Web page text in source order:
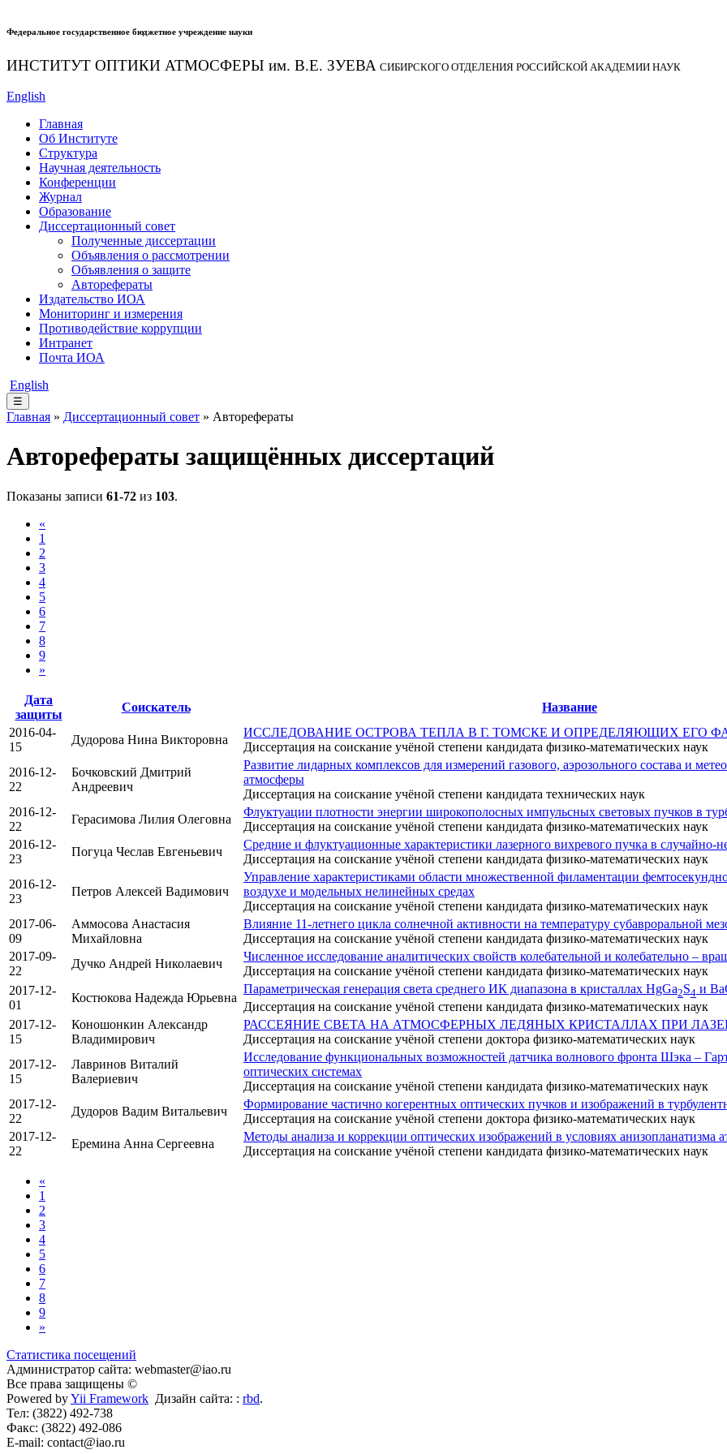
Федеральное государственное бюджетное учреждение науки
ИНСТИТУТ ОПТИКИ АТМОСФЕРЫ им. В.Е. ЗУЕВА СИБИРСКОГО ОТДЕЛЕНИЯ РОССИЙСКОЙ АКАДЕМИИ НАУК
English
Главная
Об Институте
Структура
Научная деятельность
Конференции
Журнал
Образование
Диссертационный совет
Полученные диссертации
Объявления о рассмотрении
Объявления о защите
Авторефераты
Издательство ИОА
Мониторинг и измерения
Противодействие коррупции
Интранет
Почта ИОА
English
☰
Главная » Диссертационный совет » Авторефераты
Авторефераты защищённых диссертаций
Показаны записи 61-72 из 103.
«
1
2
3
4
5
6
7
8
9
»
Дата
защиты
Соискатель Название
2016-04-
15
Дудорова Нина Викторовна
ИССЛЕДОВАНИЕ ОСТРОВА ТЕПЛА В Г. ТОМСКЕ И ОПРЕДЕЛЯЮЩИХ ЕГО
Диссертация на соискание учёной степени кандидата физико-математических наук
2016-12-
22
Бочковский Дмитрий
Андреевич
Развитие лидарных комплексов для измерений газового, аэрозольного состава и
атмосферы
Диссертация на соискание учёной степени кандидата технических наук
2016-12-
22
Герасимова Лилия Олеговна
Флуктуации плотности энергии широкополосных импульсных световых пучков в
Диссертация на соискание учёной степени кандидата физико-математических наук
2016-12-
23
Погуца Чеслав Евгеньевич
Средние и флуктуационные характеристики лазерного вихревого пучка в случайно-
Диссертация на соискание учёной степени кандидата физико-математических наук
2016-12-
23
Петров Алексей Вадимович
Управление характеристиками области множественной филаментации
воздухе и модельных нелинейных средах
Диссертация на соискание учёной степени кандидата физико-математических наук
2017-06-
09
Аммосова Анастасия
Михайловна
Влияние 11-летнего цикла солнечной активности на температуру субавроральной
Диссертация на соискание учёной степени кандидата физико-математических наук
2017-09-
22
Дучко Андрей Николаевич
Численное исследование аналитических свойств колебательной и колебательно –
Диссертация на соискание учёной степени кандидата физико-математических наук
2017-12-
01
Костюкова Надежда Юрьевна
Параметрическая генерация света среднего ИК диапазона в кристаллах HgGa2S4 и
Диссертация на соискание учёной степени кандидата физико-математических наук
2017-12-
15
Коношонкин Александр
Владимирович
РАССЕЯНИЕ СВЕТА НА АТМОСФЕРНЫХ ЛЕДЯНЫХ КРИСТАЛЛАХ ПРИ
Диссертация на соискание учёной степени доктора физико-математических наук
2017-12-
15
Лавринов Виталий
Валериевич
Исследование функциональных возможностей датчика волнового фронта Шэка –
оптических системах
Диссертация на соискание учёной степени кандидата физико-математических наук
2017-12-
22
Дудоров Вадим Витальевич
Формирование частично когерентных оптических пучков и изображений в
Диссертация на соискание учёной степени доктора физико-математических наук
2017-12-
22
Еремина Анна Сергеевна
Методы анализа и коррекции оптических изображений в условиях анизопланатизма
Диссертация на соискание учёной степени кандидата физико-математических наук
«
1
2
3
4
5
6
7
8
9
»
Статистика посещений
Администратор сайта: webmaster@iao.ru
Все права защищены ©
Powered byYii Framework Дизайн сайта: : rbd.
Тел: (3822) 492-738
Факс: (3822) 492-086
E-mail: contact@iao.ru